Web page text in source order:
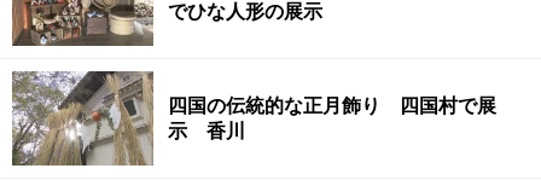
でひな人形の展示
四国の伝統的な正月飾り 四国村で展
示 香川